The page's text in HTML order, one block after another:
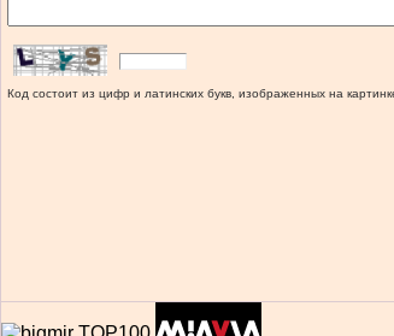
Код состоит из цифр и латинских букв, изображенных на